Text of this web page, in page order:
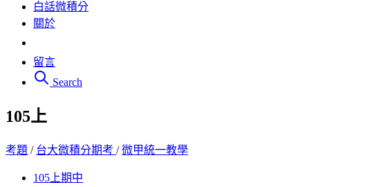
白話微積分
關於
留言
Search
105上
考題 / 台大微積分期考 /微甲統一教學
105上期中